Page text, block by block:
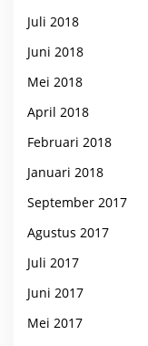
Juli 2018
Juni 2018
Mei 2018
April 2018
Februari 2018
Januari 2018
September 2017
Agustus 2017
Juli 2017
Juni 2017
Mei 2017